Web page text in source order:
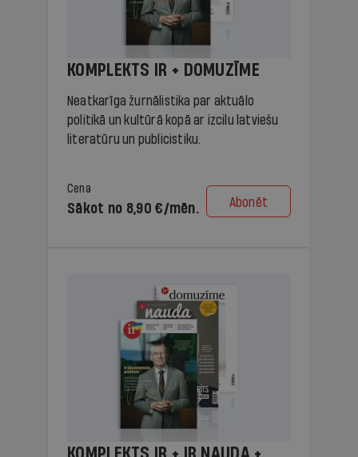
KOMPLEKTS IR + DOMUZĪME
Neatkarīga žurnālistika par aktuālo
politikā un kultūrā kopā ar izcilu latviešu
literatūru un publicistiku.
Cena
Sākot no 8,90 €/mēn. Abonēt